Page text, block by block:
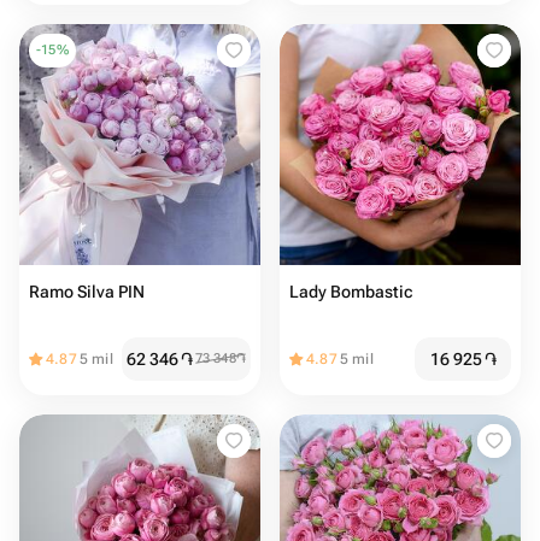
-15%
Ramo Silva PIN
4.875 mil 62 346֏73 348֏
Lady Bombastic
4.875 mil 16 925֏